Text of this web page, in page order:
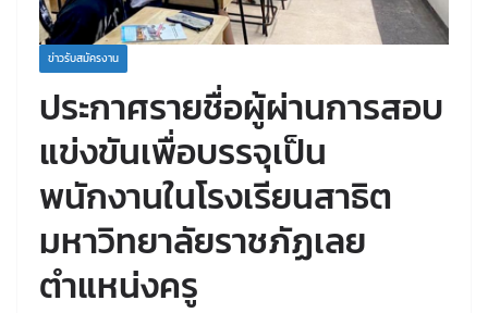
ข่าวรับสมัครงาน
ประกาศรายชื่อผู้ผ่านการสอบ
แข่งขันเพื่อบรรจุเป็น
พนักงานในโรงเรียนสาธิต
มหาวิทยาลัยราชภัฏเลย
ตำแหน่งครู